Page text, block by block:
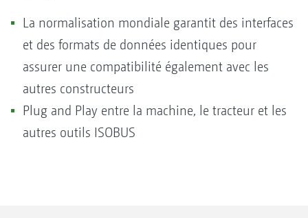
La normalisation mondiale garantit des interfaces
et des formats de données identiques pour
assurer une compatibilité également avec les
autres constructeurs
Plug and Play entre la machine, le tracteur et les
autres outils ISOBUS